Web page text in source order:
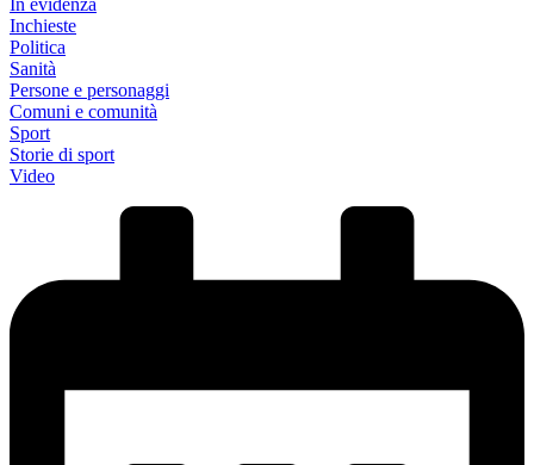
Inchieste
Politica
Sanità
Persone e personaggi
Comuni e comunità
Sport
Storie di sport
Video